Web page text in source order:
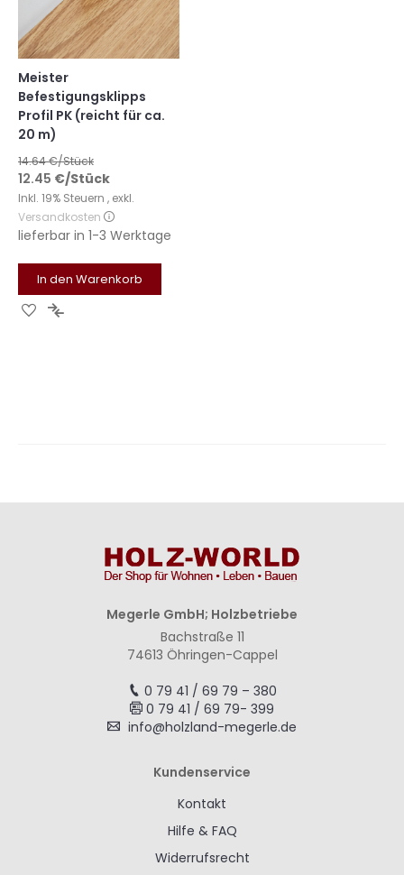
Meister
Befestigungsklipps
Profil PK (reicht für ca.
20 m)
14.64€/Stück
12.45 €/Stück
Inkl. 19% Steuern , exkl.
Versandkosten
lieferbar in 1-3 Werktage
In den Warenkorb
Zur Zur
Megerle GmbH; Holzbetriebe
Bachstraße 11
74613 Öhringen-Cappel
0 79 41 / 69 79 – 380
0 79 41 / 69 79- 399
info@holzland-megerle.de
Kundenservice
Kontakt
Hilfe & FAQ
Widerrufsrecht